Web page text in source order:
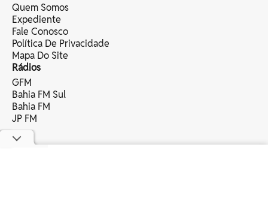
Quem Somos
Expediente
Fale Conosco
Política De Privacidade
Mapa Do Site
Rádios
GFM
Bahia FM Sul
Bahia FM
JP FM